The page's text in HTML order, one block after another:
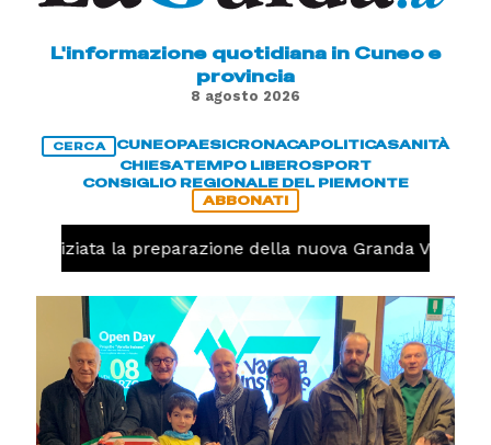
L'informazione quotidiana in Cuneo e
provincia
8 agosto 2026
CERCA CUNEOPAESICRONACAPOLITICASANITÀ
CHIESATEMPO LIBEROSPORT
CONSIGLIO REGIONALE DEL PIEMONTE
ABBONATI
iniziata la preparazione della nuova Granda Volley